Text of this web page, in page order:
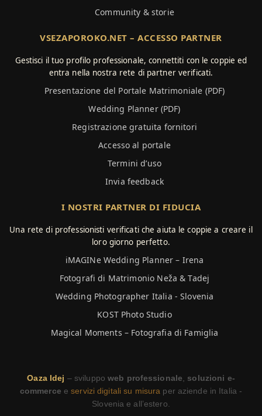
Community & storie
VSEZAPOROKO.NET – ACCESSO PARTNER
Gestisci il tuo profilo professionale, connettiti con le coppie ed
entra nella nostra rete di partner verificati.
Presentazione del Portale Matrimoniale (PDF)
Wedding Planner (PDF)
Registrazione gratuita fornitori
Accesso al portale
Termini d’uso
Invia feedback
I NOSTRI PARTNER DI FIDUCIA
Una rete di professionisti verificati che aiuta le coppie a creare il
loro giorno perfetto.
iMAGINe Wedding Planner – Irena
Fotografi di Matrimonio Neža & Tadej
Wedding Photographer Italia - Slovenia
KOST Photo Studio
Magical Moments – Fotografia di Famiglia
Oaza Idej – sviluppoweb professionale, soluzioni e-
commerce eservizi digitali su misura per aziende in Italia -
Slovenia e all’estero.